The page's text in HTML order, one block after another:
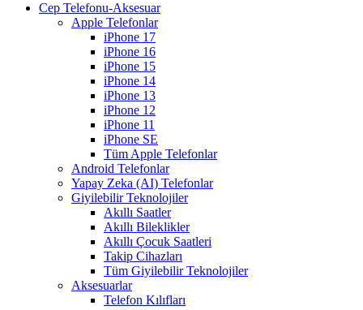
Cep Telefonu-Aksesuar
Apple Telefonlar
iPhone 17
iPhone 16
iPhone 15
iPhone 14
iPhone 13
iPhone 12
iPhone 11
iPhone SE
Tüm Apple Telefonlar
Android Telefonlar
Yapay Zeka (AI) Telefonlar
Giyilebilir Teknolojiler
Akıllı Saatler
Akıllı Bileklikler
Akıllı Çocuk Saatleri
Takip Cihazları
Tüm Giyilebilir Teknolojiler
Aksesuarlar
Telefon Kılıfları